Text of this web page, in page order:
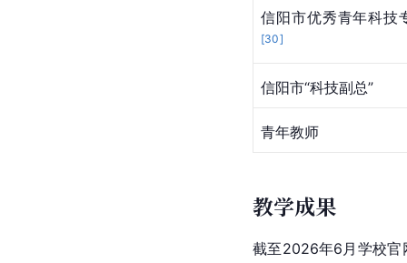
信阳市优秀青年科技
[30]
信阳市“科技副总”
青年教师
教学成果
截至2026年6月学校官